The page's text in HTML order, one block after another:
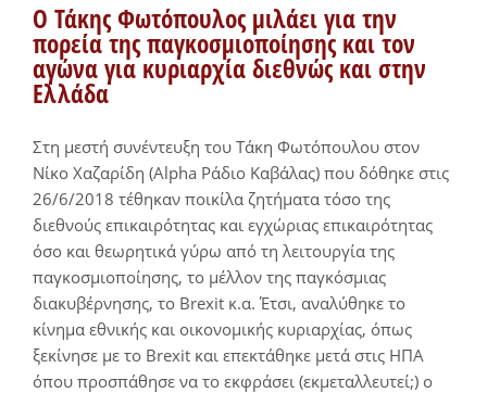
Ο Τάκης Φωτόπουλος μιλάει για την
πορεία της παγκοσμιοποίησης και τον
αγώνα για κυριαρχία διεθνώς και στην
Ελλάδα
Στη μεστή συνέντευξη του Τάκη Φωτόπουλου στον
Νίκο Χαζαρίδη (Alpha Ράδιο Καβάλας) που δόθηκε στις
26/6/2018 τέθηκαν ποικίλα ζητήματα τόσο της
διεθνούς επικαιρότητας και εγχώριας επικαιρότητας
όσο και θεωρητικά γύρω από τη λειτουργία της
παγκοσμιοποίησης, το μέλλον της παγκόσμιας
διακυβέρνησης, το Brexit κ.α. Έτσι, αναλύθηκε το
κίνημα εθνικής και οικονομικής κυριαρχίας, όπως
ξεκίνησε με το Brexit και επεκτάθηκε μετά στις ΗΠΑ
όπου προσπάθησε να το εκφράσει (εκμεταλλευτεί;) ο